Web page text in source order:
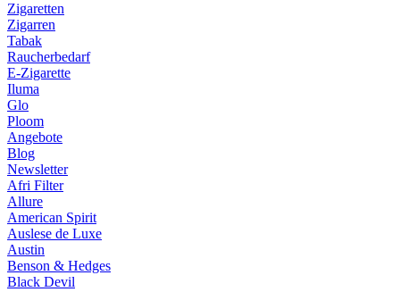
Zigaretten
Zigarren
Tabak
Raucherbedarf
E-Zigarette
Iluma
Glo
Ploom
Angebote
Blog
Newsletter
Afri Filter
Allure
American Spirit
Auslese de Luxe
Austin
Benson & Hedges
Black Devil